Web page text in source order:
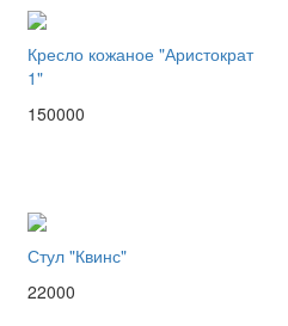
Кресло кожаное "Аристократ
1"
150000
Стул "Квинс"
22000